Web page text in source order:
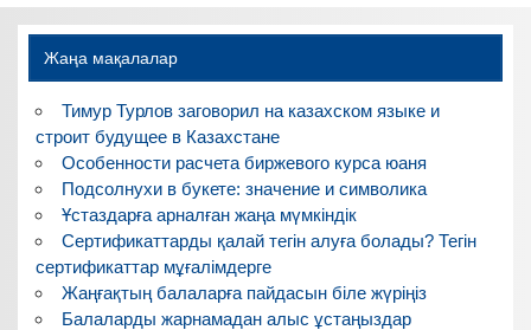
Жаңа мақалалар
Тимур Турлов заговорил на казахском языке и
строит будущее в Казахстане
Особенности расчета биржевого курса юаня
Подсолнухи в букете: значение и символика
Ұстаздарға арналған жаңа мүмкіндік
Сертификаттарды қалай тегін алуға болады? Тегін
сертификаттар мұғалімдерге
Жаңғақтың балаларға пайдасын біле жүріңіз
Балаларды жарнамадан алыс ұстаңыздар